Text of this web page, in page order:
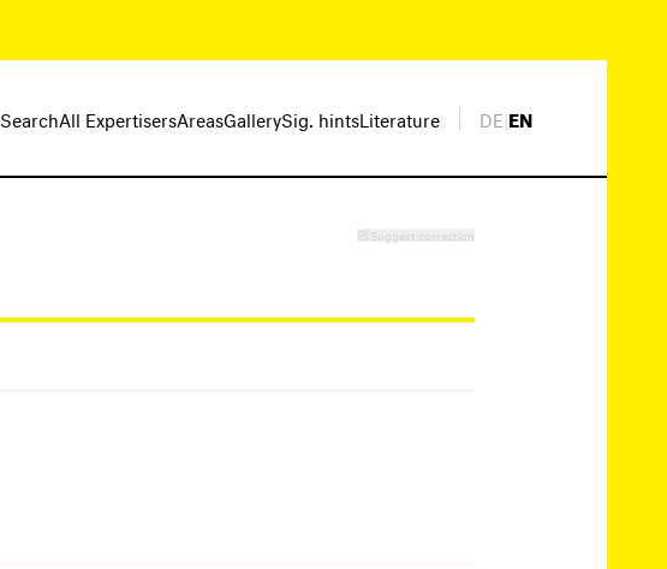
SearchAll ExpertisersAreasGallerySig. hintsLiterature DE|EN
Suggest correction